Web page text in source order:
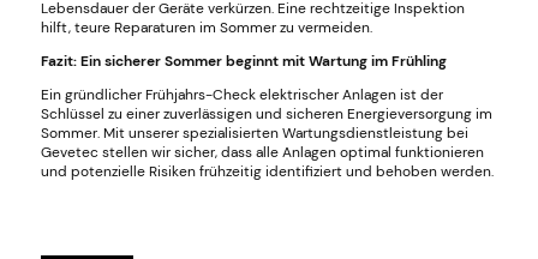
Lebensdauer der Geräte verkürzen. Eine rechtzeitige Inspektion
hilft, teure Reparaturen im Sommer zu vermeiden.
Fazit: Ein sicherer Sommer beginnt mit Wartung im Frühling
Ein gründlicher Frühjahrs-Check elektrischer Anlagen ist der
Schlüssel zu einer zuverlässigen und sicheren Energieversorgung im
Sommer. Mit unserer spezialisierten Wartungsdienstleistung bei
Gevetec stellen wir sicher, dass alle Anlagen optimal funktionieren
und potenzielle Risiken frühzeitig identifiziert und behoben werden.